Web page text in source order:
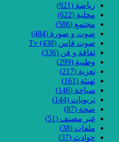
رياضة (921)
محلية (622)
مجتمع (586)
صوت و صورة (484)
صوت فاس Tv (438)
ثقافة و فن (336)
وطنية (299)
تعزية (217)
تهنئة (161)
سياحة (146)
تربويات (144)
صحة (87)
غير مصنف (51)
ملفات (38)
حوادث (37)